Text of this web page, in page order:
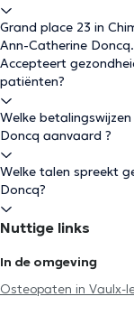
Grand place 23 in
Ann-Catherine Doncq.
Accepteert
patiënten?
Welke
Doncq aanvaard ?
Welke talen spreekt
Doncq?
Nuttige links
In de omgeving
Osteopaten in Vaulx-